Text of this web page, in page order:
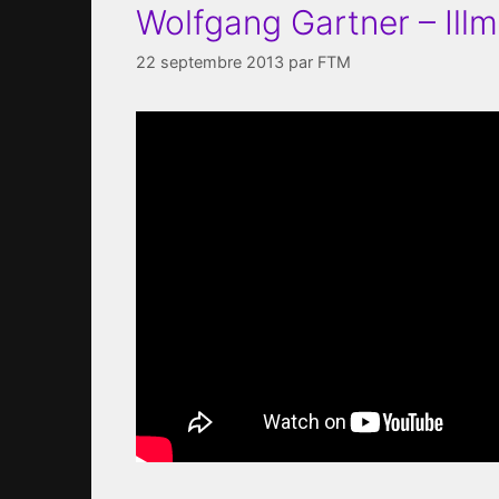
Wolfgang Gartner –
22 septembre 2013 par FTM